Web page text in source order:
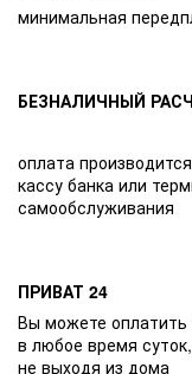
минимальная
БЕЗНАЛИЧНЫЙ
оплата
кассу банка или
самообслуживания
ПРИВАТ 24
Вы можете оплатить
в любое время суток,
не выходя из дома